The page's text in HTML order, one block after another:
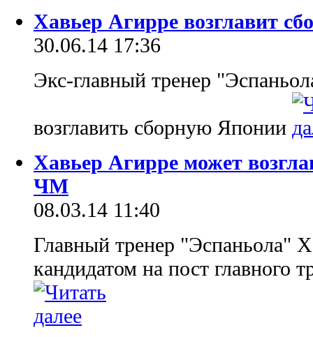
Хавьер Агирре возглавит
30.06.14 17:36
Экс-главный тренер
возглавить сборную Японии
Хавьер Агирре может
ЧМ
08.03.14 11:40
Главный тренер "Эспаньола"
кандидатом на пост главного